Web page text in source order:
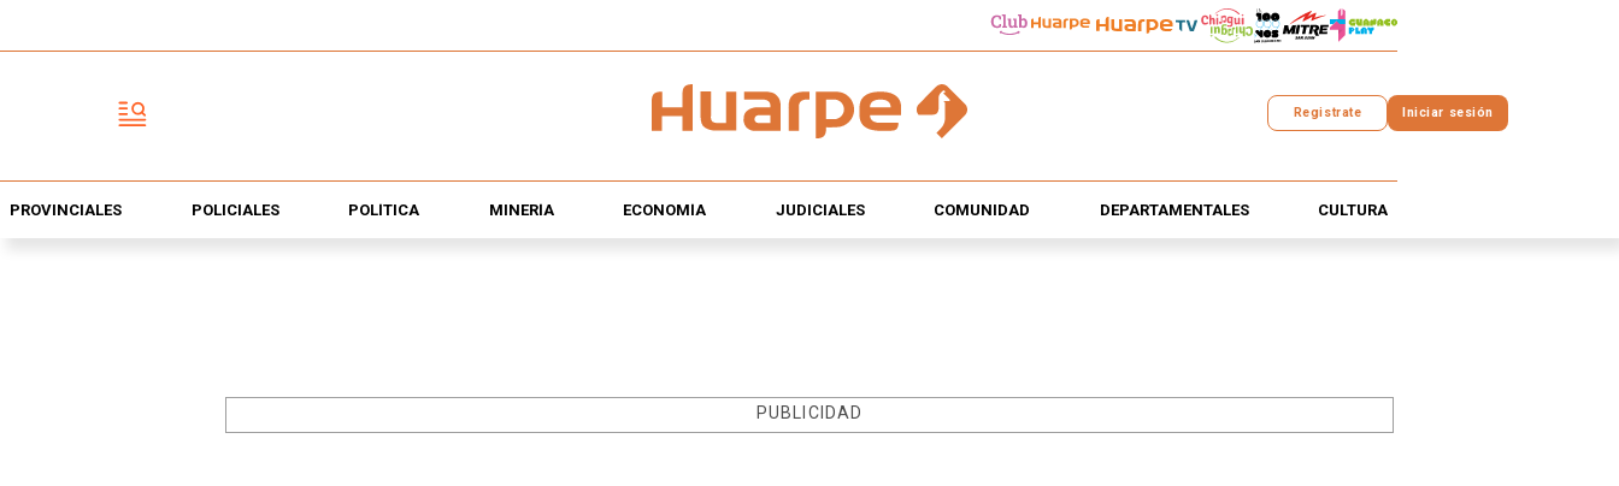
Registrate Iniciar sesión
PROVINCIALES POLICIALES POLÍTICA MINERÍA ECONOMÍA JUDICIALES COMUNIDAD DEPARTAMENTALES CULTURA
PUBLICIDAD